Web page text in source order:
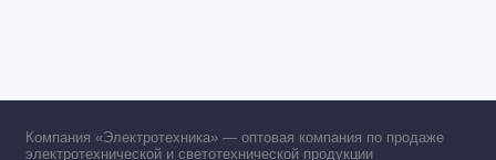
Компания «Электротехника» — оптовая компания по продаже
электротехнической и светотехнической продукции